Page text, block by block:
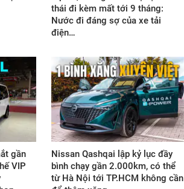
thái đi kèm mất tới 9 tháng:
Nước đi đáng sợ của xe tải
điện…
gần
VIP
Nissan Qashqai lập kỷ lục đầy
bình chạy gần 2.000km, có thể
từ Hà Nội tới TP.HCM không cần